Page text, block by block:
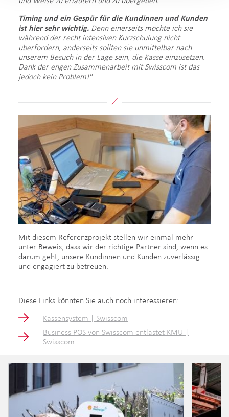
Timing und ein Gespür für die Kundinnen und Kunden
ist hier sehr wichtig. Denn einerseits möchte ich sie
während der recht intensiven Kurzschulung nicht
überfordern, anderseits sollten sie unmittelbar nach
unserem Besuch in der Lage sein, die Kasse einzusetzen.
Dank der engen Zusammenarbeit mit Swisscom ist das
jedoch kein Problem!"
Mit diesem Referenzprojekt stellen wir einmal mehr
unter Beweis, dass wir der richtige Partner sind, wenn es
darum geht, unsere Kundinnen und Kunden zuverlässig
und engagiert zu betreuen.
Diese Links könnten Sie auch noch interessieren:
Kassensystem | Swisscom
Business POS von Swisscom entlastet KMU |
Swisscom